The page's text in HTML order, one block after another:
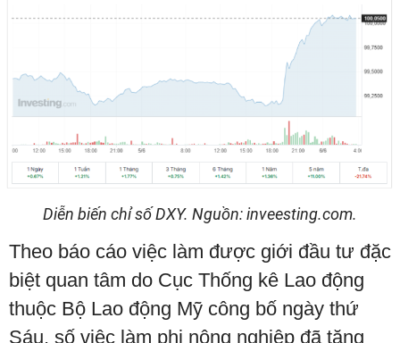
Diễn biến chỉ số DXY. Nguồn: inveesting.com.
Theo báo cáo việc làm được giới đầu tư đặc
biệt quan tâm do Cục Thống kê Lao động
thuộc Bộ Lao động Mỹ công bố ngày thứ
Sáu, số việc làm phi nông nghiệp đã tăng